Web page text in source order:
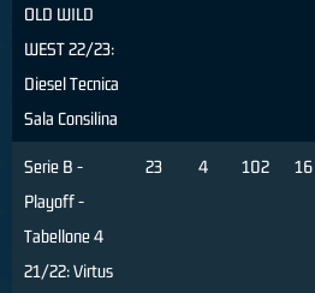
OLD WILD
WEST 22/23:
Diesel Tecnica
Sala Consilina
Serie B -
Playoff -
Tabellone 4
21/22: Virtus
23 4 102 16